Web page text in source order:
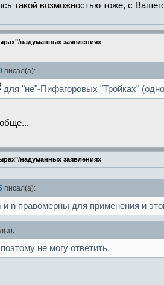
такой возможностью тоже, с
надуманных заявлениях
писал(а):
для "не"-Пифагоровых "Тройках"
надуманных заявлениях
писал(а):
n правомерны для применения и
не могу ответить.